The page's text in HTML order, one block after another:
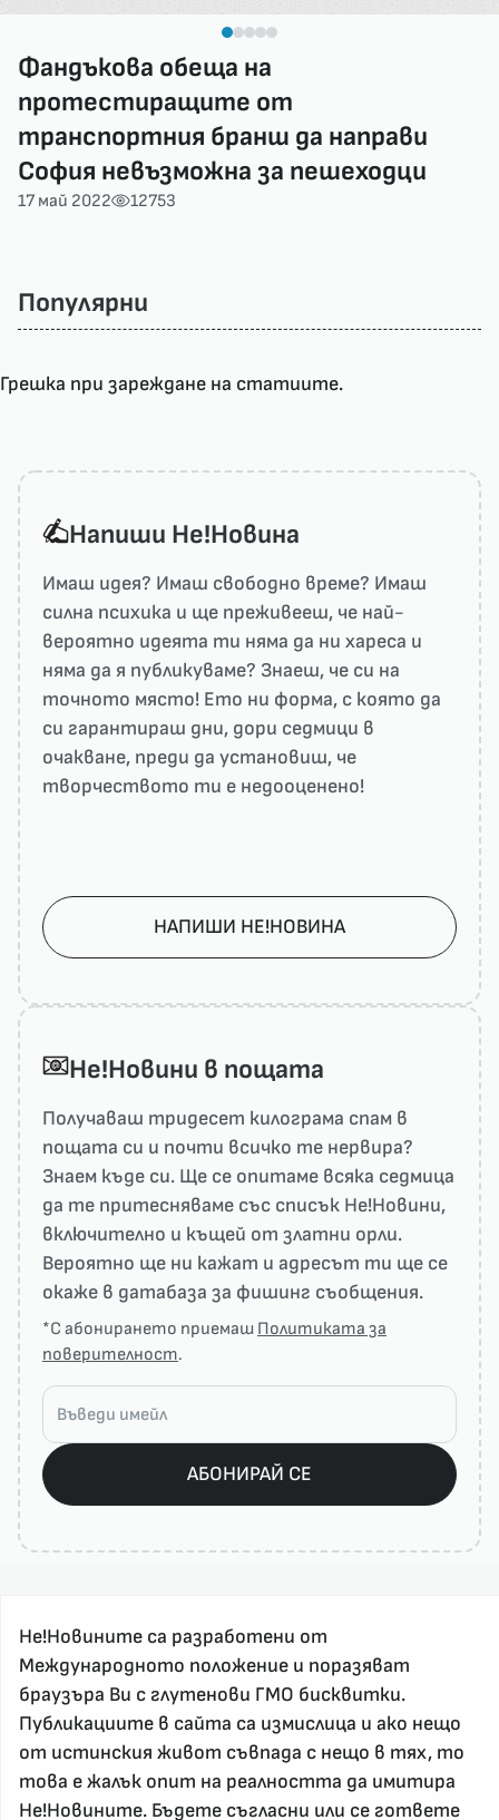
Фандъкова обеща на
протестиращите от
транспортния бранш да направи
София невъзможна за пешеходци
17 май 2022 12753
Популярни
Грешка при зареждане на статиите.
Напиши He!Новина
Имаш идея? Имаш свободно време? Имаш
силна психика и ще преживееш, че най-
вероятно идеята ти няма да ни харесa и
няма да я публикуваме? Знаеш, че си на
точното място! Ето ни форма, с която да
си гарантираш дни, дори седмици в
очакване, преди да установиш, че
творчеството ти е недооценено!
НАПИШИ НЕ!НОВИНА
He!Новини в пощата
Получаваш тридесет килограма спам в
пощата си и почти всичко те нервира?
Знаем къде си. Ще се опитаме всяка седмица
да те притесняваме със списък He!Новини,
включително и къщей от златни орли.
Вероятно ще ни кажат и адресът ти ще се
окаже в датабаза за фишинг съобщения.
*С абонирането приемаш Политиката за
поверителност.
АБОНИРАЙ СЕ
За реклама и връзка с нас, пишете на
nenovinite@gmail.com
Контакт
Не!Новините са разработени от
Международното положение и поразяват
браузъра Ви с глутенови ГМО бисквитки.
Публикациите в сайта са измислица и ако нещо
от истинския живот съвпада с нещо в тях, то
това е жалък опит на реалността да имитира
Не!Новините. Бъдете съгласни или се гответе